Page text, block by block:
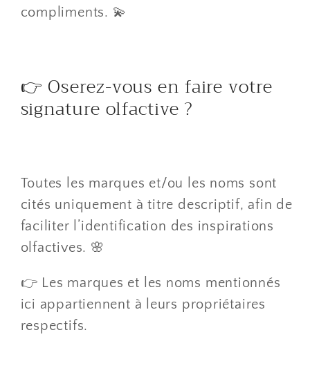
compliments. 💫
👉 Oserez-vous en faire votre
signature olfactive ?
Toutes les marques et/ou les noms sont
cités uniquement à titre descriptif, afin de
faciliter l’identification des inspirations
olfactives. 🌸
👉 Les marques et les noms mentionnés
ici appartiennent à leurs propriétaires
respectifs.